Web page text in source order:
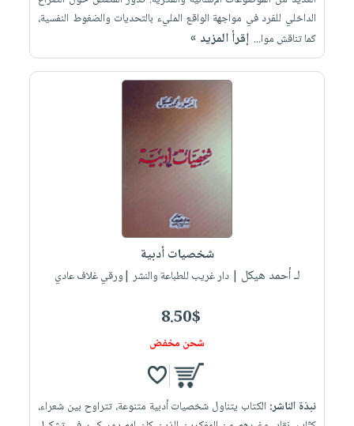
الداخلي للفرد في مواجهة الواقع المليء بالتحديات والضغوط النفسية،
كما تناقش موا... إقرأ المزيد »
شخصيات أدبية
لـ أحمد هيكل | دار غريب للطباعة والنشر |ورقي غلاف عادي
8.50$
شحن مخفض
نبذة الناشر: الكتاب يتناول شخصيات أدبية متنوعة، تتراوح بين شعراء،